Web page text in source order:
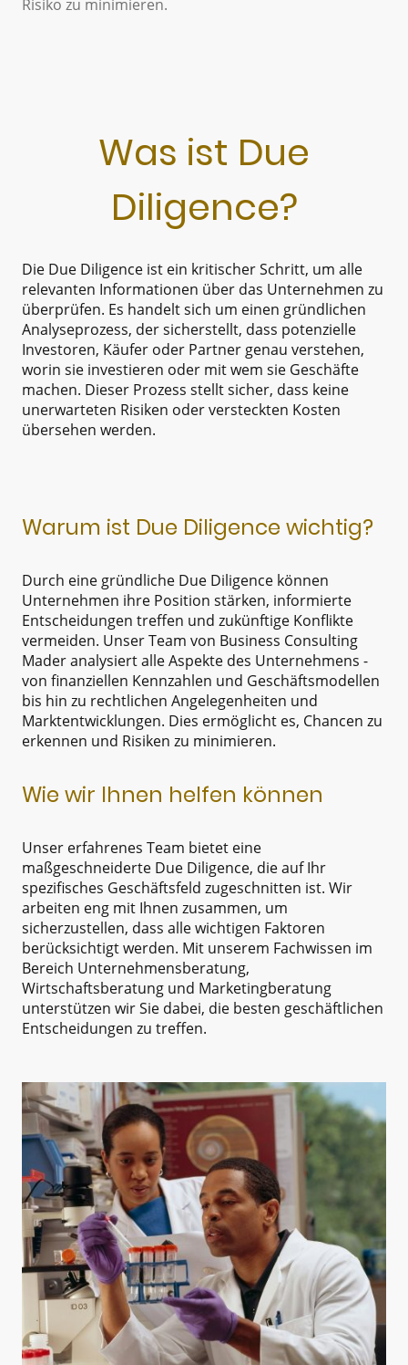
Risiko zu minimieren.
Was ist Due
Diligence?
Die Due Diligence ist ein kritischer Schritt, um alle
relevanten Informationen über das Unternehmen zu
überprüfen. Es handelt sich um einen gründlichen
Analyseprozess, der sicherstellt, dass potenzielle
Investoren, Käufer oder Partner genau verstehen,
worin sie investieren oder mit wem sie Geschäfte
machen. Dieser Prozess stellt sicher, dass keine
unerwarteten Risiken oder versteckten Kosten
übersehen werden.
Warum ist Due Diligence wichtig?
Durch eine gründliche Due Diligence können
Unternehmen ihre Position stärken, informierte
Entscheidungen treffen und zukünftige Konflikte
vermeiden. Unser Team von Business Consulting
Mader analysiert alle Aspekte des Unternehmens -
von finanziellen Kennzahlen und Geschäftsmodellen
bis hin zu rechtlichen Angelegenheiten und
Marktentwicklungen. Dies ermöglicht es, Chancen zu
erkennen und Risiken zu minimieren.
Wie wir Ihnen helfen können
Unser erfahrenes Team bietet eine
maßgeschneiderte Due Diligence, die auf Ihr
spezifisches Geschäftsfeld zugeschnitten ist. Wir
arbeiten eng mit Ihnen zusammen, um
sicherzustellen, dass alle wichtigen Faktoren
berücksichtigt werden. Mit unserem Fachwissen im
Bereich Unternehmensberatung,
Wirtschaftsberatung und Marketingberatung
unterstützen wir Sie dabei, die besten geschäftlichen
Entscheidungen zu treffen.